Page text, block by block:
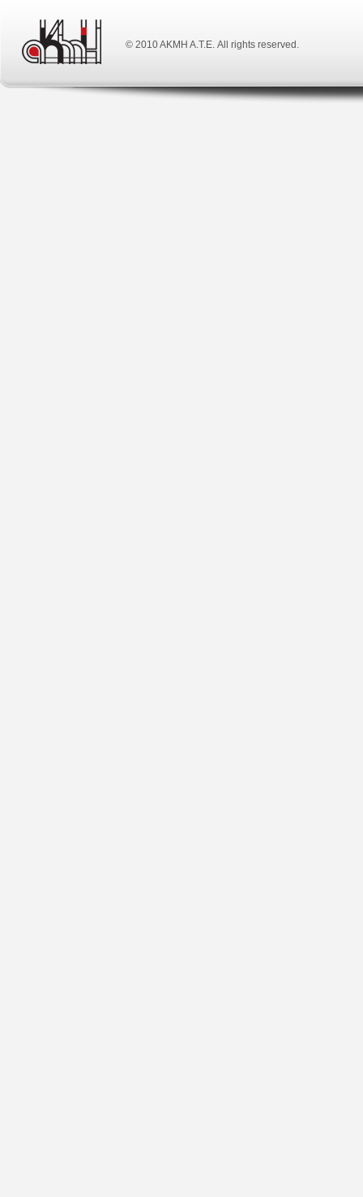
© 2010 ΑΚΜΗ Α.Τ.Ε. All rights reserved.